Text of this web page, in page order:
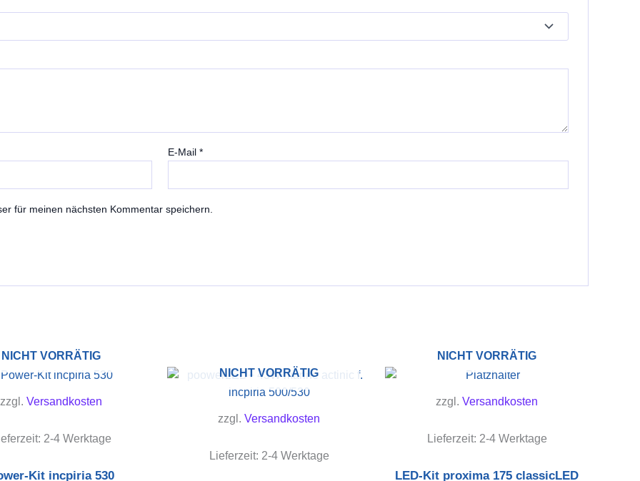
E-Mail*
für meinen nächsten Kommentar speichern.
NICHT VORRÄTIG
zzgl. Versandkosten
2-4 Werktage
Kit incpiria 530
NICHT VORRÄTIG
zzgl. Versandkosten
Lieferzeit: 2-4 Werktage
NICHT VORRÄTIG
zzgl. Versandkosten
Lieferzeit: 2-4 Werktage
LED-Kit proxima 175 classicLED